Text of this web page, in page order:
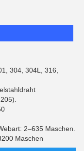
304, 304L, 316,
2–635 Maschen.
Maschen